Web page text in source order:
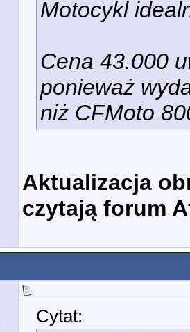
Motocykl
Cena 43.000
ponieważ
niż CFMoto
Aktualizacja
czytają forum
Cytat: